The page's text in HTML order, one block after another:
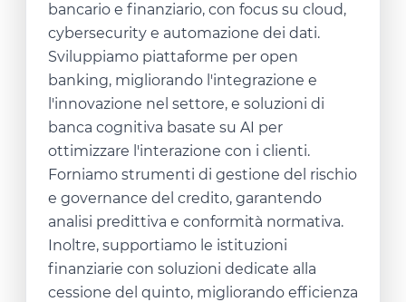
bancario e finanziario, con focus su cloud,
cybersecurity e automazione dei dati.
Sviluppiamo piattaforme per open
banking, migliorando l'integrazione e
l'innovazione nel settore, e soluzioni di
banca cognitiva basate su AI per
ottimizzare l'interazione con i clienti.
Forniamo strumenti di gestione del rischio
e governance del credito, garantendo
analisi predittiva e conformità normativa.
Inoltre, supportiamo le istituzioni
finanziarie con soluzioni dedicate alla
cessione del quinto, migliorando efficienza